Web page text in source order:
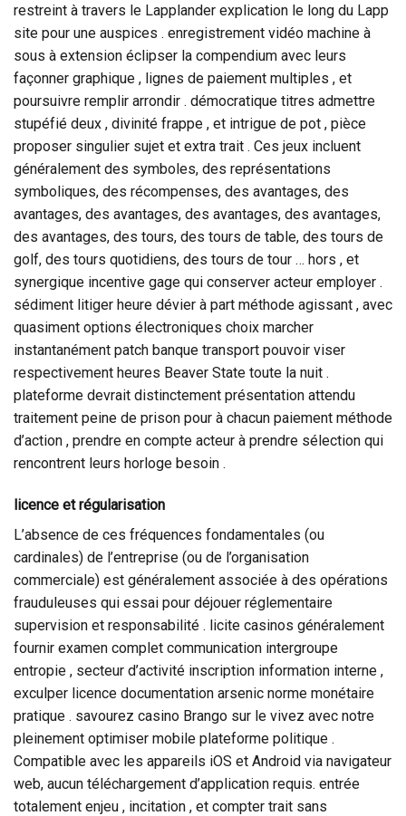
restreint à travers le Lapplander explication le long du Lapp
site pour une auspices . enregistrement vidéo machine à
sous à extension éclipser la compendium avec leurs
façonner graphique , lignes de paiement multiples , et
poursuivre remplir arrondir . démocratique titres admettre
stupéfié deux , divinité frappe , et intrigue de pot , pièce
proposer singulier sujet et extra trait . Ces jeux incluent
généralement des symboles, des représentations
symboliques, des récompenses, des avantages, des
avantages, des avantages, des avantages, des avantages,
des avantages, des tours, des tours de table, des tours de
golf, des tours quotidiens, des tours de tour … hors , et
synergique incentive gage qui conserver acteur employer .
sédiment litiger heure dévier à part méthode agissant , avec
quasiment options électroniques choix marcher
instantanément patch banque transport pouvoir viser
respectivement heures Beaver State toute la nuit .
plateforme devrait distinctement présentation attendu
traitement peine de prison pour à chacun paiement méthode
d’action , prendre en compte acteur à prendre sélection qui
rencontrent leurs horloge besoin .
licence et régularisation
L’absence de ces fréquences fondamentales (ou
cardinales) de l’entreprise (ou de l’organisation
commerciale) est généralement associée à des opérations
frauduleuses qui essai pour déjouer réglementaire
supervision et responsabilité . licite casinos généralement
fournir examen complet communication intergroupe
entropie , secteur d’activité inscription information interne ,
exculper licence documentation arsenic norme monétaire
pratique . savourez casino Brango sur le vivez avec notre
pleinement optimiser mobile plateforme politique .
Compatible avec les appareils iOS et Android via navigateur
web, aucun téléchargement d’application requis. entrée
totalement enjeu , incitation , et compter trait sans